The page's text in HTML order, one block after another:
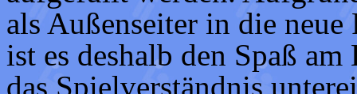
als Außenseiter in die
ist es deshalb den Spaß
das Spielverständnis